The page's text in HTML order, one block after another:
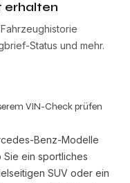
erhalten
Status und mehr.
VIN-Check prüfen
Benz-Modelle
Sie ein sportliches
SUV oder ein